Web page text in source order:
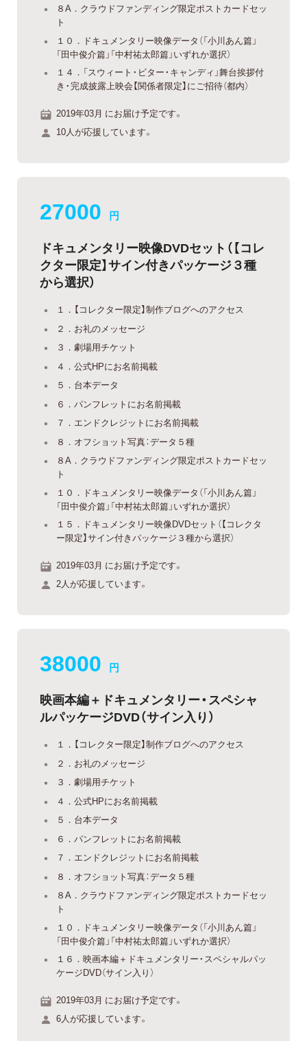
８A．クラウドファンディング限定ポストカードセッ
ト
１０．ドキュメンタリー映像データ（「小川あん篇」
「田中俊介篇」「中村祐太郎篇」いずれか選択）
１４．「スウィート・ビター・キャンディ」舞台挨拶付
き・完成披露上映会【関係者限定】にご招待（都内）
2019年03月 にお届け予定です。
10人が応援しています。
27000 円
ドキュメンタリー映像DVDセット（【コレ
クター限定】サイン付きパッケージ３種
から選択）
１．【コレクター限定】制作ブログへのアクセス
２．お礼のメッセージ
３．劇場用チケット
４．公式HPにお名前掲載
５．台本データ
６．パンフレットにお名前掲載
７．エンドクレジットにお名前掲載
８．オフショット写真：データ５種
８A．クラウドファンディング限定ポストカードセッ
ト
１０．ドキュメンタリー映像データ（「小川あん篇」
「田中俊介篇」「中村祐太郎篇」いずれか選択）
１５．ドキュメンタリー映像DVDセット（【コレクタ
ー限定】サイン付きパッケージ３種から選択）
2019年03月 にお届け予定です。
2人が応援しています。
38000 円
映画本編＋ドキュメンタリー・スペシャ
ルパッケージDVD（サイン入り）
１．【コレクター限定】制作ブログへのアクセス
２．お礼のメッセージ
３．劇場用チケット
４．公式HPにお名前掲載
５．台本データ
６．パンフレットにお名前掲載
７．エンドクレジットにお名前掲載
８．オフショット写真：データ５種
８A．クラウドファンディング限定ポストカードセッ
ト
１０．ドキュメンタリー映像データ（「小川あん篇」
「田中俊介篇」「中村祐太郎篇」いずれか選択）
１６．映画本編＋ドキュメンタリー・スペシャルパッ
ケージDVD（サイン入り）
2019年03月 にお届け予定です。
6人が応援しています。